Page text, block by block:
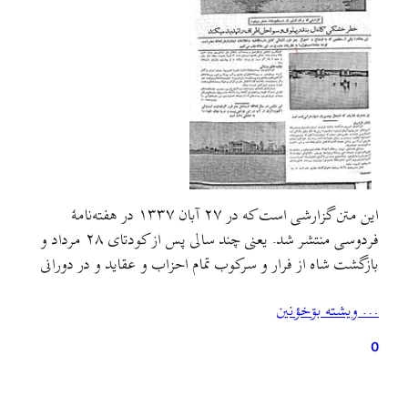
این متن گزارشی است که در ۲۷ آبان ۱۳۳۷ در هفته‌نامهٔ
فردوسی منتشر شد. یعنی چند سالی پس از کودتای ۲۸ مرداد و
بازگشت شاه از فرار و سرکوب تمام احزاب و عقايد و در دورانی
مشورتی کشوری و لشکری ایران حضور و نظارت
داشتند.هفته‌نامهٔ…
… ويشته بۊخؤنين
0